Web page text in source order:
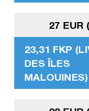
27 EUR
23,31 FKP
DES ÎLES
MALOUINES)